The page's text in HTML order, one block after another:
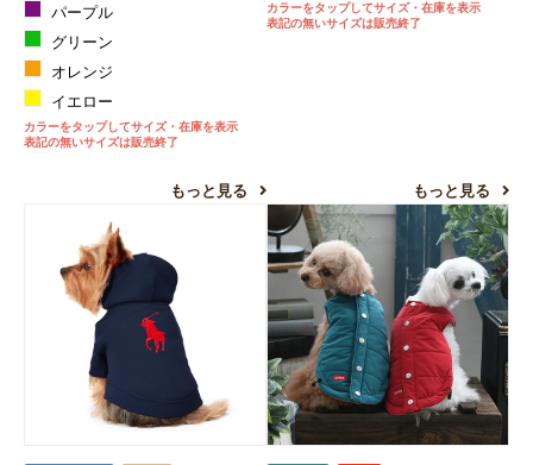
パープル
グリーン
オレンジ
イエロー
カラーをタップしてサイズ・在庫を表示
表記の無いサイズは販売終了
もっと見る
カラーをタップしてサイズ・在庫を表示
表記の無いサイズは販売終了
もっと見る